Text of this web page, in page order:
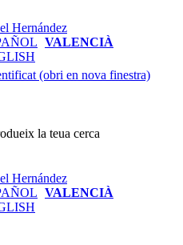
VALENCIÀ
(obri en nova finestra)
la teua cerca
VALENCIÀ